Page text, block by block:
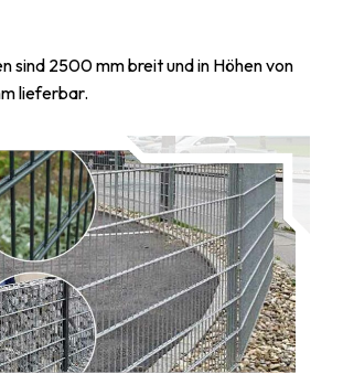
sind 2500 mm breit und in Höhen von
lieferbar.